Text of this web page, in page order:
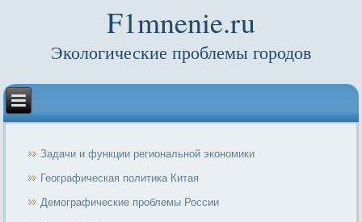
F1mnenie.ru
Экологические проблемы городов
Задачи и функции региональной экономики
Географическая политика Китая
Демографические проблемы России